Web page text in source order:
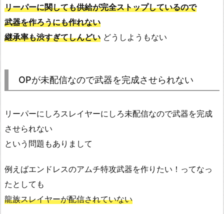
リーパーに関しても供給が完全ストップしているので
武器を作ろうにも作れない
継承率も渋すぎてしんどい どうしようもない
OPが未配信なので武器を完成させられない
リーパーにしろスレイヤーにしろ未配信なので武器を完成
させられない
という問題もありまして
例えばエンドレスのアムチ特攻武器を作りたい！ってなっ
たとしても
龍族スレイヤーが配信されていない